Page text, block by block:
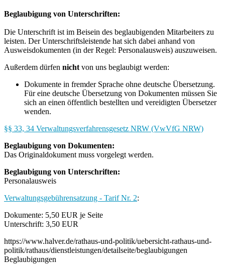
Beglaubigung von Unterschriften:
Die Unterschrift ist im Beisein des beglaubigenden Mitarbeiters zu
leisten. Der Unterschriftsleistende hat sich dabei anhand von
Ausweisdokumenten (in der Regel: Personalausweis) auszuweisen.
Außerdem dürfen nicht von uns beglaubigt werden:
Dokumente in fremder Sprache ohne deutsche Übersetzung.
Für eine deutsche Übersetzung von Dokumenten müssen Sie
sich an einen öffentlich bestellten und vereidigten Übersetzer
wenden.
§§ 33, 34 Verwaltungsverfahrensgesetz NRW (VwVfG NRW)
Beglaubigung von Dokumenten:
Das Originaldokument muss vorgelegt werden.
Beglaubigung von Unterschriften:
Personalausweis
Verwaltungsgebührensatzung - Tarif Nr. 2:
Dokumente: 5,50 EUR je Seite
Unterschrift: 3,50 EUR
https://www.halver.de/rathaus-und-politik/uebersicht-rathaus-und-
politik/rathaus/dienstleistungen/detailseite/beglaubigungen
Beglaubigungen